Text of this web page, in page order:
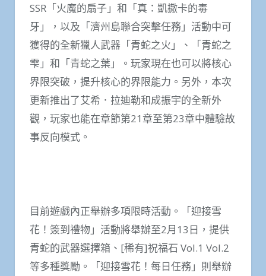
SSR「火魔的扇子」和「真：凱撒卡的毒
牙」，以及「濟州島聯合突擊任務」活動中可
獲得的全新獵人武器「青蛇之火」、「青蛇之
雫」和「青蛇之葉」。玩家現在也可以將核心
界限突破，提升核心的界限能力。另外，本次
更新推出了艾希．拉迪勒和成振宇的全新外
觀，玩家也能在章節第21章至第23章中體驗故
事反向模式。
目前遊戲內正舉辦多項限時活動。「迎接雪
花！簽到禮物」活動將舉辦至2月13日，提供
青蛇的武器選擇箱、[稀有]祝福石 Vol.1 Vol.2
等多種獎勵。「迎接雪花！每日任務」則舉辦